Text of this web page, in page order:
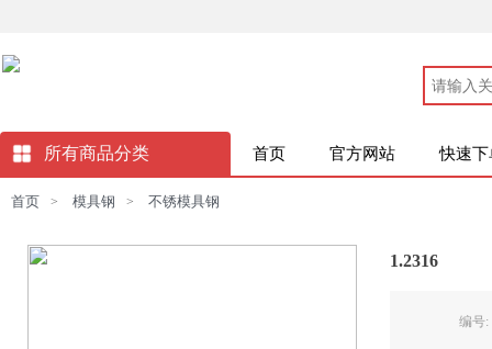
所有商品分类 首页 官方网站 快速下
首页 > 模具钢 > 不锈模具钢
1.2316
编号: